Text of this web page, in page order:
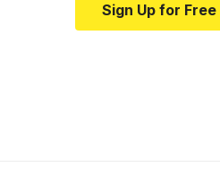
Sign Up for Free